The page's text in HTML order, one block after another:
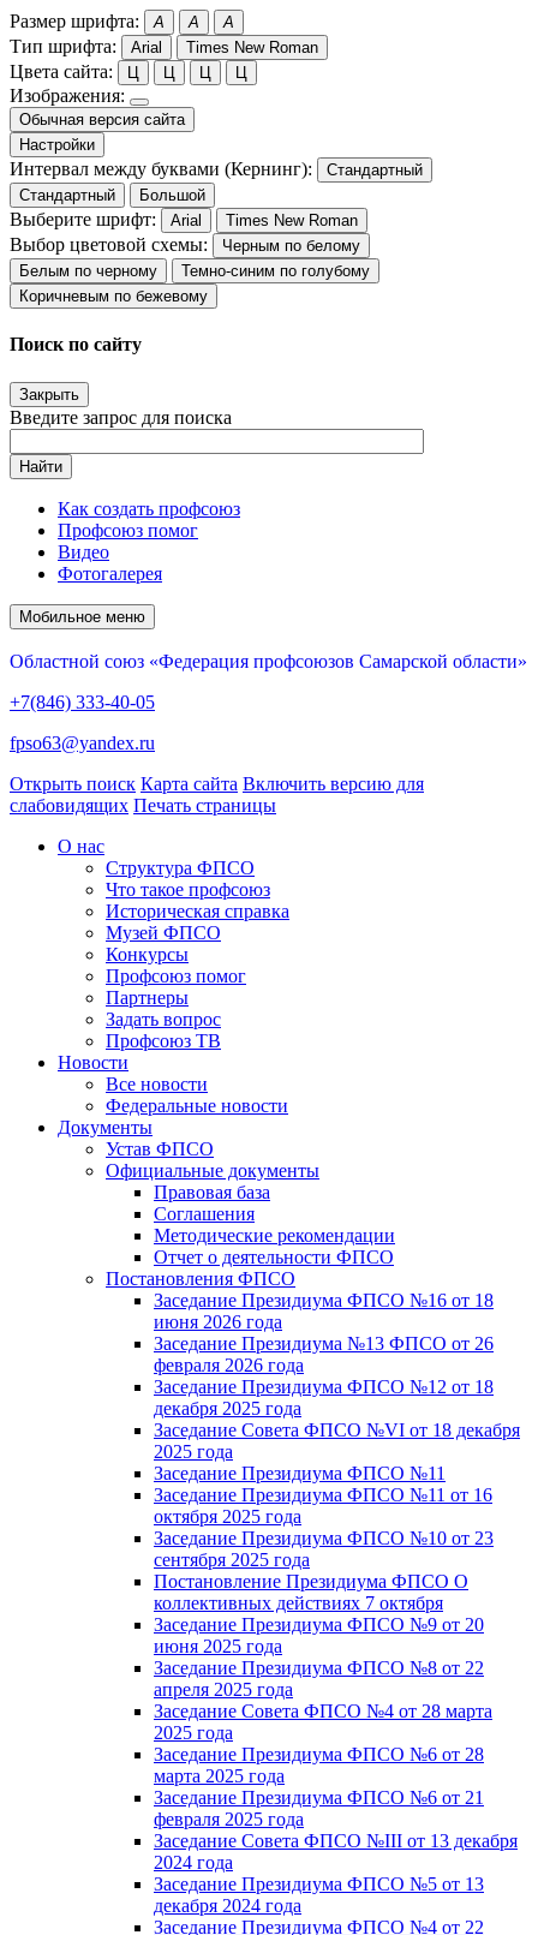
Размер шрифта: A A A
Тип шрифта: Arial Times New Roman
Цвета сайта: Ц Ц Ц Ц
Изображения:
Обычная версия сайта
Настройки
Интервал между буквами (Кернинг):
Стандартный
Стандартный
Большой
Выберите шрифт: Arial Times New Roman
Выбор цветовой схемы:
Черным по белому
Белым по черному
Темно-синим по голубому
Коричневым по бежевому
Поиск по сайту
Закрыть
Введите запрос для поиска
Найти
Как создать профсоюз
Профсоюз помог
Видео
Фотогалерея
Мобильное меню
Областной союз «Федерация профсоюзов Самарской области»
+7(846) 333-40-05
fpso63@yandex.ru
Открыть поиск Карта сайта Включить версию для
слабовидящих Печать страницы
О нас
Структура ФПСО
Что такое профсоюз
Историческая справка
Музей ФПСО
Конкурсы
Профсоюз помог
Партнеры
Задать вопрос
Профсоюз ТВ
Новости
Все новости
Федеральные новости
Документы
Устав ФПСО
Официальные документы
Правовая база
Соглашения
Методические рекомендации
Отчет о деятельности ФПСО
Постановления ФПСО
Заседание Президиума ФПСО №16 от 18
июня 2026 года
Заседание Президиума №13 ФПСО от 26
февраля 2026 года
Заседание Президиума ФПСО №12 от 18
декабря 2025 года
Заседание Совета ФПСО №VI от 18 декабря
2025 года
Заседание Президиума ФПСО №11
Заседание Президиума ФПСО №11 от 16
октября 2025 года
Заседание Президиума ФПСО №10 от 23
сентября 2025 года
Постановление Президиума ФПСО О
коллективных действиях 7 октября
Заседание Президиума ФПСО №9 от 20
июня 2025 года
Заседание Президиума ФПСО №8 от 22
апреля 2025 года
Заседание Совета ФПСО №4 от 28 марта
2025 года
Заседание Президиума ФПСО №6 от 28
марта 2025 года
Заседание Президиума ФПСО №6 от 21
февраля 2025 года
Заседание Совета ФПСО №III от 13 декабря
2024 года
Заседание Президиума ФПСО №5 от 13
декабря 2024 года
Заседание Президиума ФПСО №4 от 22